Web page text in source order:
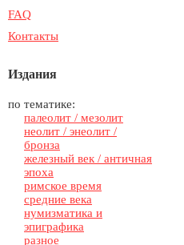
FAQ
Контакты
Издания
по тематике:
палеолит / мезолит
неолит / энеолит /
бронза
железный век / античная
эпоха
римское время
средние века
нумизматика и
эпиграфика
разное